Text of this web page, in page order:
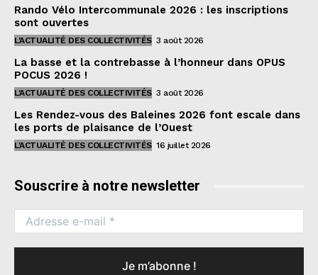
Rando Vélo Intercommunale 2026 : les inscriptions
sont ouvertes
L'ACTUALITÉ DES COLLECTIVITÉS 3 août 2026
La basse et la contrebasse à l’honneur dans OPUS
POCUS 2026 !
L'ACTUALITÉ DES COLLECTIVITÉS 3 août 2026
Les Rendez-vous des Baleines 2026 font escale dans
les ports de plaisance de l’Ouest
L'ACTUALITÉ DES COLLECTIVITÉS 16 juillet 2026
Souscrire à notre newsletter